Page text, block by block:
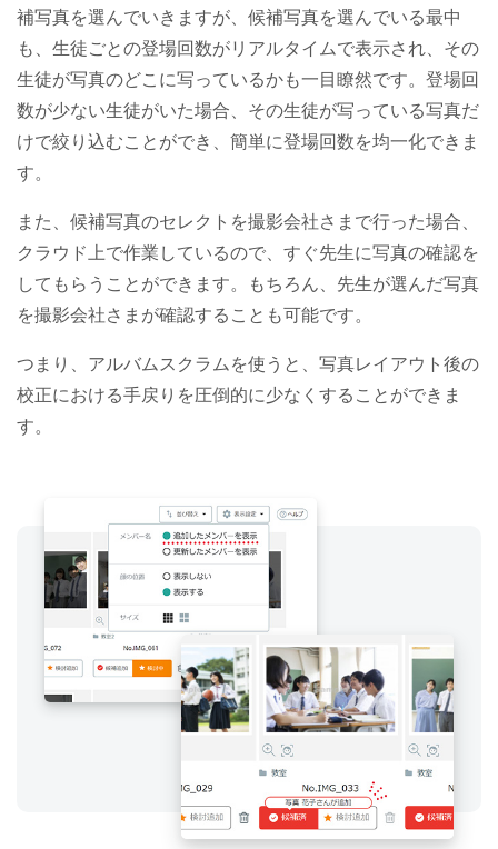
補写真を選んでいきますが、候補写真を選んでいる最中
も、生徒ごとの登場回数がリアルタイムで表示され、その
生徒が写真のどこに写っているかも一目瞭然です。登場回
数が少ない生徒がいた場合、その生徒が写っている写真だ
けで絞り込むことができ、簡単に登場回数を均一化できま
す。
また、候補写真のセレクトを撮影会社さまで行った場合、
クラウド上で作業しているので、すぐ先生に写真の確認を
してもらうことができます。もちろん、先生が選んだ写真
を撮影会社さまが確認することも可能です。
つまり、アルバムスクラムを使うと、写真レイアウト後の
校正における手戻りを圧倒的に少なくすることができま
す。